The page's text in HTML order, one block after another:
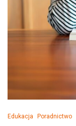
Edukacja Poradnictwo